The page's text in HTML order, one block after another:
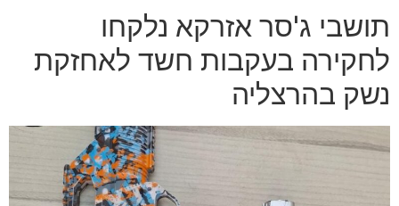
תושבי ג'סר אזרקא נלקחו
לחקירה בעקבות חשד לאחזקת
נשק בהרצליה